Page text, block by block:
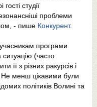
студії
проблеми
- пише Конкурент.
програми
ситуацію (часто
її з різних ракурсів і
менш цікавими були
політиків Волині та